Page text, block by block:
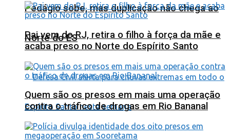
Pedágio sobe, mas duplicação não chega ao
Norte do ES
Pai vem do RJ, retira o filho à força da mãe e
acaba preso no Norte do Espírito Santo
Quem são os presos em mais uma operação
contra o tráfico de drogas em Rio Bananal